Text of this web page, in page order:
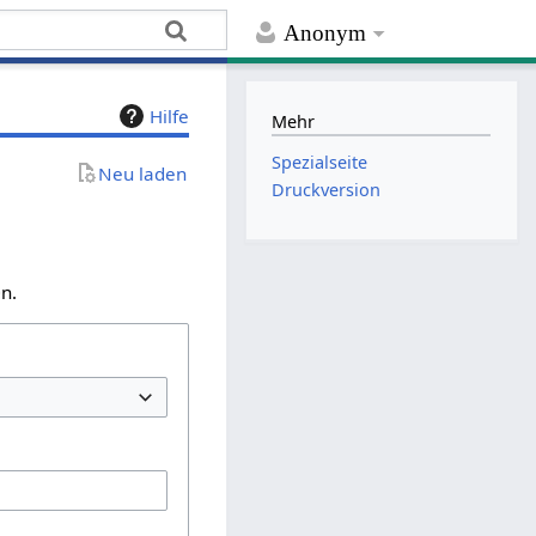
Anonym
Hilfe
Neu laden
Mehr
Spezialseite
Druckversion